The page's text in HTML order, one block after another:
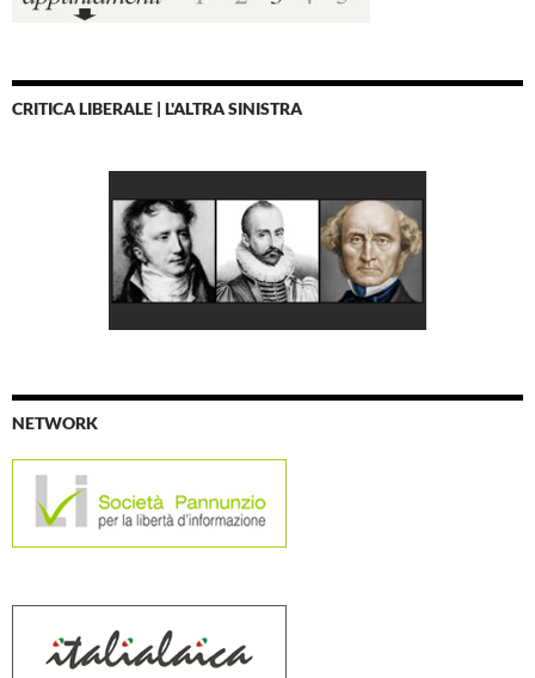
CRITICA LIBERALE | L'ALTRA SINISTRA
NETWORK